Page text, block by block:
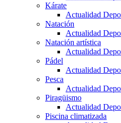
Kárate
Actualidad
Natación
Actualidad
Natación artística
Actualidad
Pádel
Actualidad
Pesca
Actualidad
Piragüismo
Actualidad
Piscina climatizada